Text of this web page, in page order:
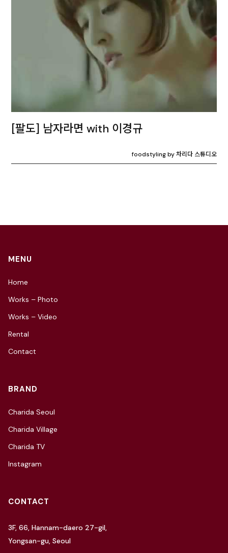
[팔도] 남자라면 with 이경규
foodstyling by 차리다 스튜디오
MENU
Home
Works – Photo
Works – Video
Rental
Contact
BRAND
Charida Seoul
Charida Village
Charida TV
Instagram
CONTACT
3F, 66, Hannam-daero 27-gil,
Yongsan-gu, Seoul